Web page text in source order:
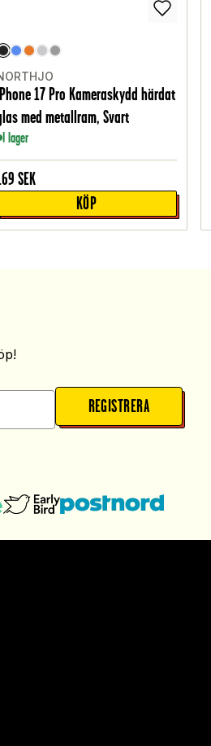
17 Pro Kameraskydd härdat
med metallram, Svart
I lager
SEK
KÖP
REGISTRERA